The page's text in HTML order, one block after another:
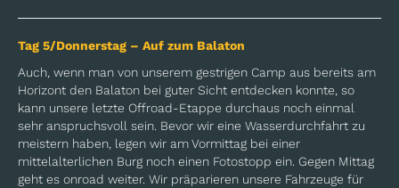
Tag 5/Donnerstag – Auf zum Balaton
Auch, wenn man von unserem gestrigen Camp aus bereits am
Horizont den Balaton bei guter Sicht entdecken konnte, so
kann unsere letzte Offroad-Etappe durchaus noch einmal
sehr anspruchsvoll sein. Bevor wir eine Wasserdurchfahrt zu
meistern haben, legen wir am Vormittag bei einer
mittelalterlichen Burg noch einen Fotostopp ein. Gegen Mittag
geht es onroad weiter. Wir präparieren unsere Fahrzeuge für